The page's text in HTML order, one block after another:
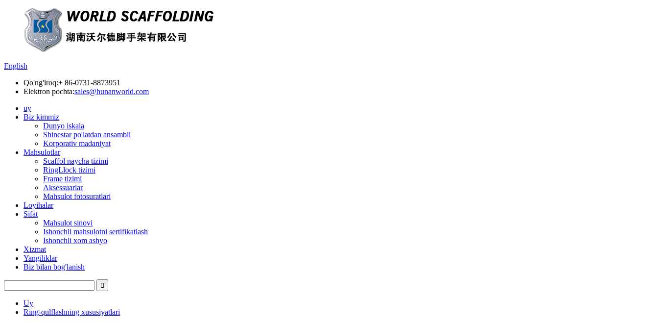
English
Qo'ng'iroq:+ 86-0731-8873951
Elektron pochta:sales@hunanworld.com
uy
Biz kimmiz
Dunyo iskala
Shinestar po'latdan ansambli
Korporativ madaniyat
Mahsulotlar
Scaffol naycha tizimi
RingLlock tizimi
Frame tizimi
Aksessuarlar
Mahsulot fotosuratlari
Loyihalar
Sifat
Mahsulot sinovi
Ishonchli mahsulotni sertifikatlash
Ishonchli xom ashyo
Xizmat
Yangiliklar
Biz bilan bog'lanish
Uy
Ring-qulflashning xususiyatlari